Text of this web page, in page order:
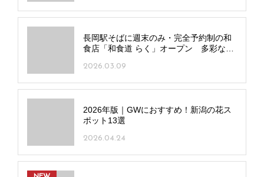
長岡駅そばに週末のみ・完全予約制の和
食店「和食道 らく」オープン 多彩な地
2026.03.09
2026年版｜GWにおすすめ！新潟の花ス
ポット13選
2026.04.24